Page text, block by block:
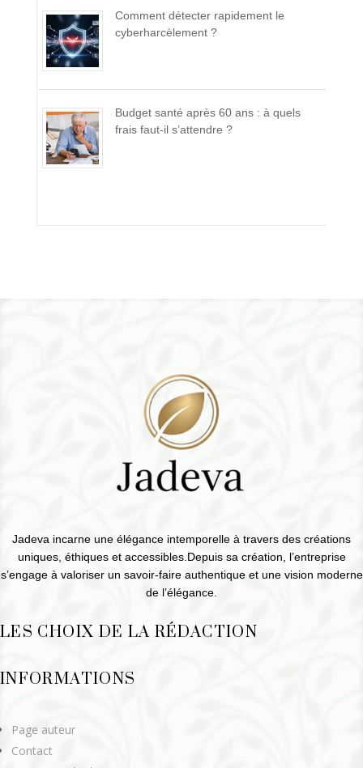
Comment détecter rapidement le
cyberharcèlement ?
Budget santé après 60 ans : à quels
frais faut-il s’attendre ?
Jadeva incarne une élégance intemporelle à travers des créations
uniques, éthiques et accessibles.Depuis sa création, l’entreprise
s’engage à valoriser un savoir-faire authentique et une vision moderne
de l’élégance.
LES CHOIX DE LA RÉDACTION
INFORMATIONS
Page auteur
Contact